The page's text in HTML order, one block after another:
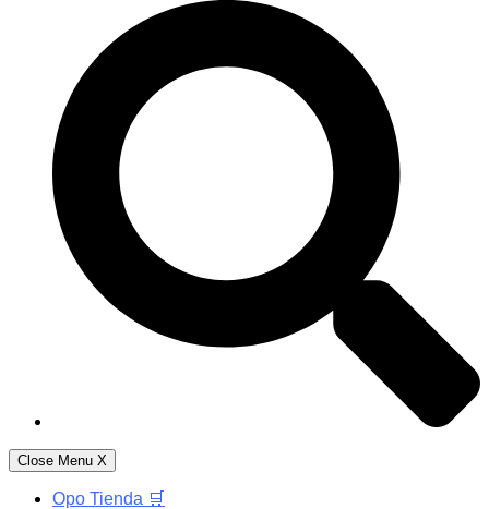
Close Menu X
Opo Tienda 🛒